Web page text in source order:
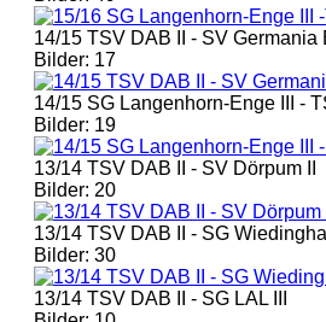
14/15 TSV DAB II - SV Germania
Bilder: 17
14/15 SG Langenhorn-Enge III -
Bilder: 19
13/14 TSV DAB II - SV Dörpum II
Bilder: 20
13/14 TSV DAB II - SG
Bilder: 30
13/14 TSV DAB II - SG LAL III